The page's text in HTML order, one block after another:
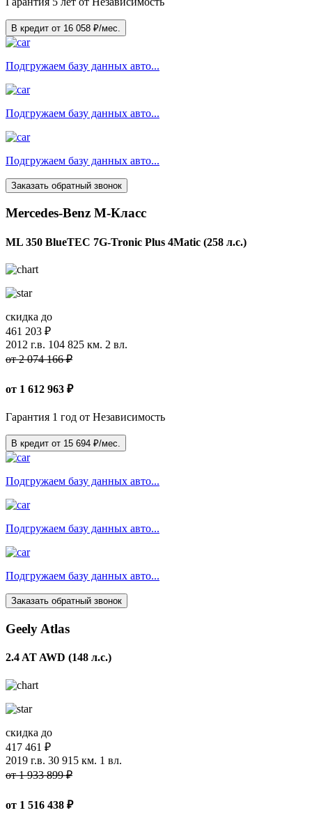
В кредит от 16 058 ₽/мес.
Подгружаем базу данных авто...
Подгружаем базу данных авто...
Подгружаем базу данных авто...
Заказать обратный звонок
Mercedes-Benz M-Класс
ML 350 BlueTEC 7G-Tronic Plus 4Matic (258 л.с.)
скидка до
461 203 ₽
2012 г.в. 104 825 км. 2 вл.
от 2 074 166 ₽
от 1 612 963 ₽
Гарантия 1 год от Независимость
В кредит от 15 694 ₽/мес.
Подгружаем базу данных авто...
Подгружаем базу данных авто...
Подгружаем базу данных авто...
Заказать обратный звонок
Geely Atlas
2.4 AT AWD (148 л.с.)
скидка до
417 461 ₽
2019 г.в. 30 915 км. 1 вл.
от 1 933 899 ₽
от 1 516 438 ₽